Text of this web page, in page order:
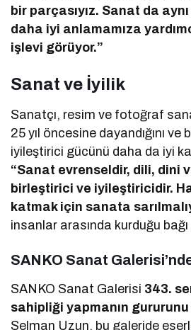
bir parçasıyız. Sanat da
daha iyi anlamamıza
işlevi görüyor.”
Sanat ve İyilik
Sanatçı, resim ve fotoğraf
25 yıl öncesine dayandığını
iyileştirici gücünü daha da iyi
“Sanat evrenseldir, dili, dini
birleştirici ve iyileştiricidir.
katmak için sanata
insanlar arasında kurduğu
SANKO Sanat
SANKO Sanat Galerisi 343.
sahipliği yapmanın
Selman Uzun, bu galeride